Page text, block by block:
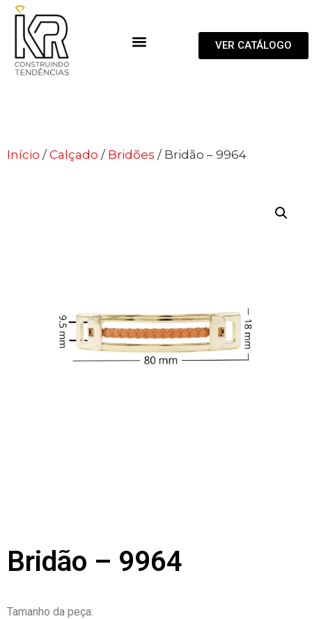
VER CATÁLOGO
Início /Calçado / Bridões / Bridão – 9964
Bridão – 9964
Tamanho da peça: